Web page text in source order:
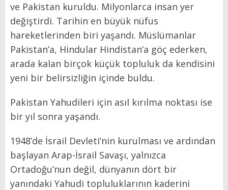
ve Pakistan kuruldu. Milyonlarca insan yer
değiştirdi. Tarihin en büyük nüfus
hareketlerinden biri yaşandı. Müslümanlar
Pakistan’a, Hindular Hindistan’a göç ederken,
arada kalan birçok küçük topluluk da kendisini
yeni bir belirsizliğin içinde buldu.
Pakistan Yahudileri için asıl kırılma noktası ise
bir yıl sonra yaşandı.
1948’de İsrail Devleti’nin kurulması ve ardından
başlayan Arap-İsrail Savaşı, yalnızca
Ortadoğu’nun değil, dünyanın dört bir
yanındaki Yahudi topluluklarının kaderini